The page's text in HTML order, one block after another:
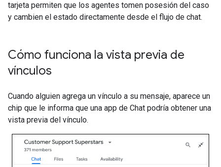
tarjeta permiten que los agentes tomen posesión del caso
y cambien el estado directamente desde el flujo de chat.
Cómo funciona la vista previa de
vínculos
Cuando alguien agrega un vínculo a su mensaje, aparece un
chip que le informa que una app de Chat podría obtener una
vista previa del vínculo.